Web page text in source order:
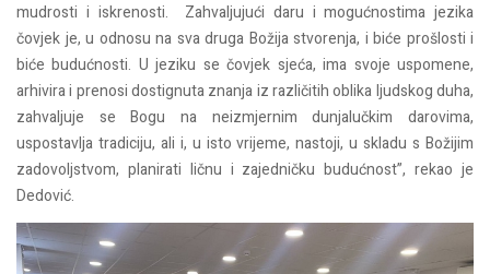
mudrosti i iskrenosti. Zahvaljujući daru i mogućnostima jezika
čovjek je, u odnosu na sva druga Božija stvorenja, i biće prošlosti i
biće budućnosti. U jeziku se čovjek sjeća, ima svoje uspomene,
arhivira i prenosi dostignuta znanja iz različitih oblika ljudskog duha,
zahvaljuje se Bogu na neizmjernim dunjalučkim darovima,
uspostavlja tradiciju, ali i, u isto vrijeme, nastoji, u skladu s Božijim
zadovoljstvom, planirati ličnu i zajedničku budućnost”, rekao je
Dedović.